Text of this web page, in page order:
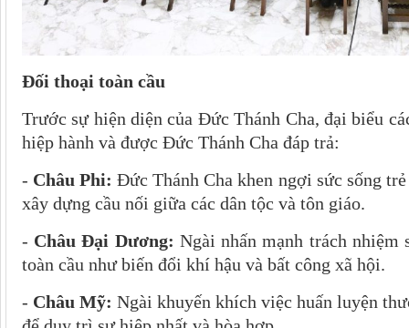
Đối thoại toàn cầu
Trước sự hiện diện của Đức Thánh Cha, đại biểu
hiệp hành và được Đức Thánh Cha đáp trả:
- Châu Phi: Đức Thánh Cha khen ngợi sức sống
xây dựng cầu nối giữa các dân tộc và tôn giáo.
- Châu Đại Dương: Ngài nhấn mạnh trách
toàn cầu như biến đổi khí hậu và bất công xã hội.
- Châu Mỹ: Ngài khuyến khích việc huấn luyện